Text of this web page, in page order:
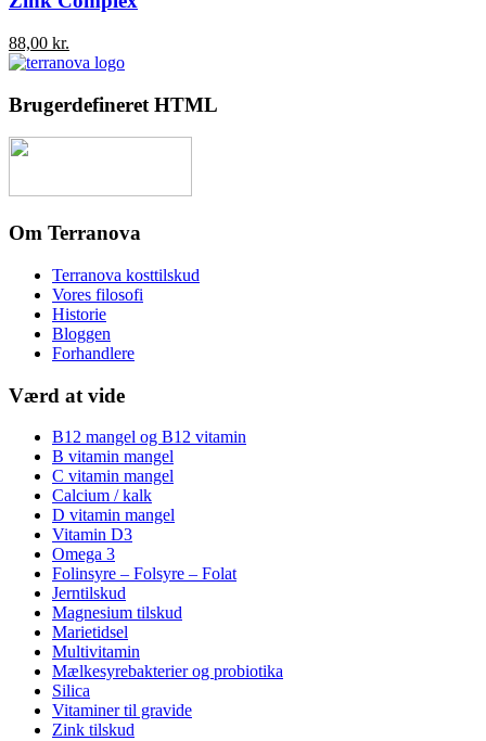
88,00 kr.
Brugerdefineret HTML
Om Terranova
Terranova kosttilskud
Vores filosofi
Historie
Bloggen
Forhandlere
Værd at vide
B12 mangel og B12 vitamin
B vitamin mangel
C vitamin mangel
Calcium / kalk
D vitamin mangel
Vitamin D3
Omega 3
Folinsyre – Folsyre – Folat
Jerntilskud
Magnesium tilskud
Marietidsel
Multivitamin
Mælkesyrebakterier og probiotika
Silica
Vitaminer til gravide
Zink tilskud